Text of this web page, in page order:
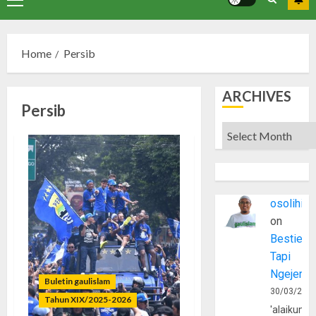
Menu
Home Persib
Persib
Buletin gaulislam
Tahun XIX/2025-2026
ARCHIVES
Archives
osolihin
on
Bestie
Tapi
30/03/